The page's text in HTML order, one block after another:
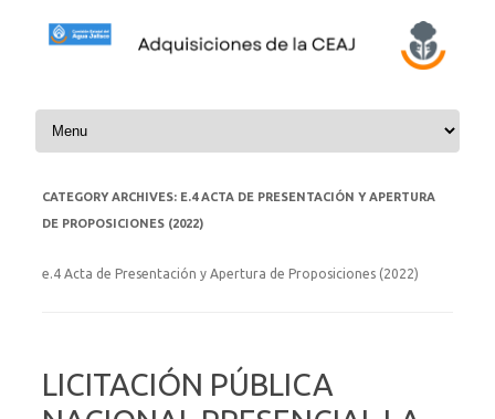
Skip to content
CATEGORY ARCHIVES: E.4 ACTA DE PRESENTACIÓN Y APERTURA
DE PROPOSICIONES (2022)
e.4 Acta de Presentación y Apertura de Proposiciones (2022)
LICITACIÓN PÚBLICA